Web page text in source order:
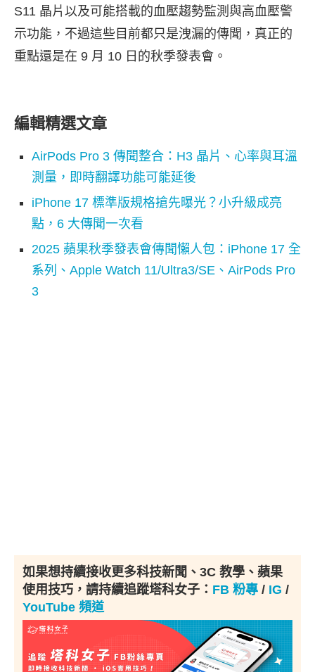
S11 晶片以及可能搭載的血壓趨勢監測與高血壓警
示功能，不過這些目前都只是洩漏的傳聞，真正的
重點還是在 9 月 10 日的秋季發表會。
編輯精選文章
AirPods Pro 3 傳聞整合：H3 晶片、心率與耳溫
測量，即時翻譯功能可能延後
iPhone 17 標準版規格搶先曝光？小升級成亮
點，6 大傳聞一次看
2025 蘋果秋季發表會傳聞懶人包：iPhone 17 全
系列、Apple Watch 11/Ultra3/SE、AirPods Pro
3
如果想持續接收更多科技新聞、3C 教學、蘋果
使用技巧，請持續追蹤塔科女子： FB 粉專 / IG /
YouTube 頻道